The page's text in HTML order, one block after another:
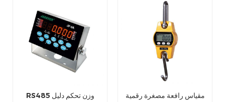
RS485 وزن تحكم دليل
مقياس رافعة مصغرة رقمية